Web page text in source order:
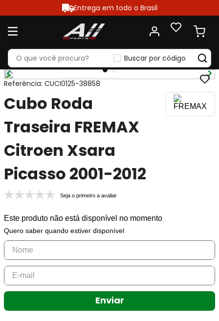
Entrega em todo o Brasil
Buscar por código
Referência: CUCI0125-38858
Cubo Roda
Traseira FREMAX
Citroen Xsara
Picasso 2001-2012
Seja o primeiro a avaliar
Este produto não está disponível no momento
Quero saber quando estiver disponível
Enviar